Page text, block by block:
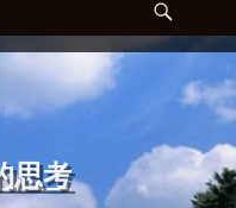
索
開
始
思考